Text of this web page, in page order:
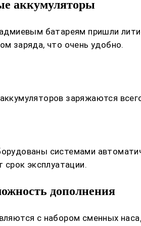
аккумуляторы
батареям пришли
заряда, что очень удобно.
заряжаются
системами
срок эксплуатации.
дополнения
с набором сменных